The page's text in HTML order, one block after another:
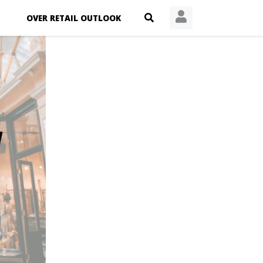
OVER RETAIL OUTLOOK